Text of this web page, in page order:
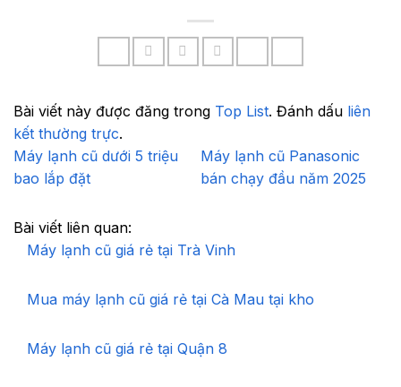
Bài viết này được đăng trong Top List. Đánh dấu liên
kết thường trực.
Máy lạnh cũ dưới 5 triệu
bao lắp đặt
Máy lạnh cũ Panasonic
bán chạy đầu năm 2025
Bài viết liên quan:
Máy lạnh cũ giá rẻ tại Trà Vinh
Mua máy lạnh cũ giá rẻ tại Cà Mau tại kho
Máy lạnh cũ giá rẻ tại Quận 8